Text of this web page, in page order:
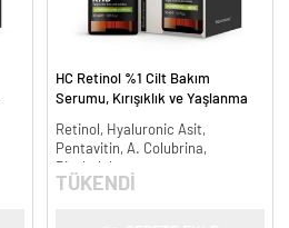
HC Retinol %1 Cilt Bakım
Serumu, Kırışıklık ve Yaşlanma
Retinol, Hyaluronic Asit,
Pentavitin, A. Colubrina,
Bisabolol
TÜKENDİ